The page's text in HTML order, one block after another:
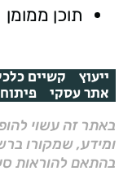
תוכן ממומן
ייעוץ קשיים
אתר עסקי פיתוח
באתר זה עשוי
ומידע, שמקורו